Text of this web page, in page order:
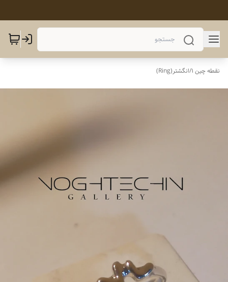
نقطه چین 1 /انگشتر(Ring)